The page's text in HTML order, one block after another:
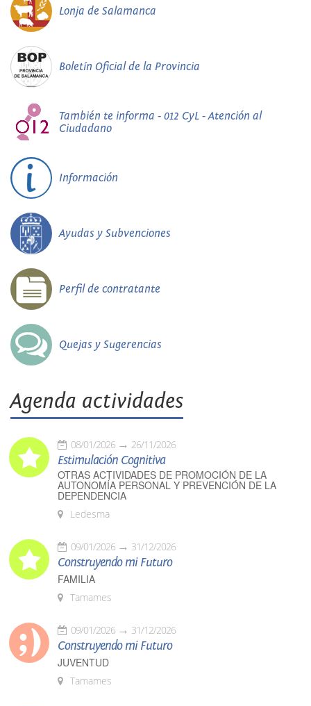
Lonja de Salamanca
Boletín Oficial de la Provincia
También te informa - 012 CyL - Atención al
Ciudadano
Información
Ayudas y Subvenciones
Perfil de contratante
Quejas y Sugerencias
Agenda actividades
08/01/2026 26/11/2026
Estimulación Cognitiva
OTRAS ACTIVIDADES DE PROMOCIÓN DE LA
AUTONOMÍA PERSONAL Y PREVENCIÓN DE LA
DEPENDENCIA
Ledesma
09/01/2026 31/12/2026
Construyendo mi Futuro
FAMILIA
Tamames
09/01/2026 31/12/2026
Construyendo mi Futuro
JUVENTUD
Tamames